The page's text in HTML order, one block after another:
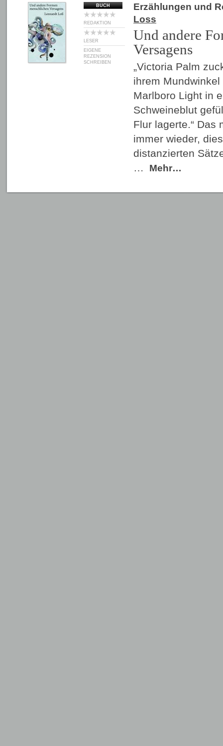
BUCH
REDAKTION
LESER
EIGENE
REZENSION
SCHREIBEN
Erzählungen und
Loss
Und andere
Versagens
„Victoria Palm
ihrem
Marlboro Light in
Schweineblut
Flur lagerte.“ Das
immer wieder,
distanzierten
…
Mehr…